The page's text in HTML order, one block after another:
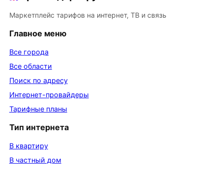
Маркетплейс тарифов на интернет, ТВ и связь
Главное меню
Все города
Все области
Поиск по адресу
Интернет-провайдеры
Тарифные планы
Тип интернета
В квартиру
В частный дом